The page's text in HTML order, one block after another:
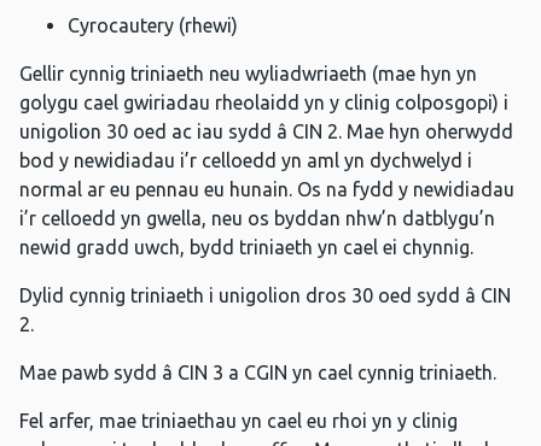
Cyrocautery (rhewi)
Gellir cynnig triniaeth neu wyliadwriaeth (mae hyn yn
golygu cael gwiriadau rheolaidd yn y clinig colposgopi) i
unigolion 30 oed ac iau sydd â CIN 2. Mae hyn oherwydd
bod y newidiadau i’r celloedd yn aml yn dychwelyd i
normal ar eu pennau eu hunain. Os na fydd y newidiadau
i’r celloedd yn gwella, neu os byddan nhw’n datblygu’n
newid gradd uwch, bydd triniaeth yn cael ei chynnig.
Dylid cynnig triniaeth i unigolion dros 30 oed sydd â CIN
2.
Mae pawb sydd â CIN 3 a CGIN yn cael cynnig triniaeth.
Fel arfer, mae triniaethau yn cael eu rhoi yn y clinig